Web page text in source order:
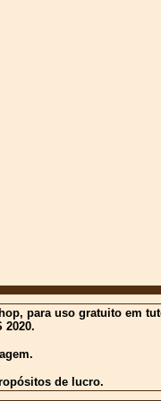
para uso gratuito em
2020.
de lucro.